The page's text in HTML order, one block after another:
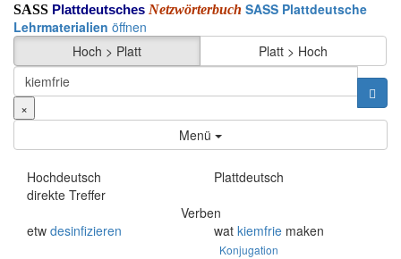
SASS Plattdeutsches Netzwörterbuch SASS Plattdeutsche
Lehrmaterialien öffnen
Hoch > Platt
Platt > Hoch
×
Menü
Hochdeutsch
Plattdeutsch
direkte Treffer
Verben
etw desinfizieren wat kiemfrie maken
Konjugation